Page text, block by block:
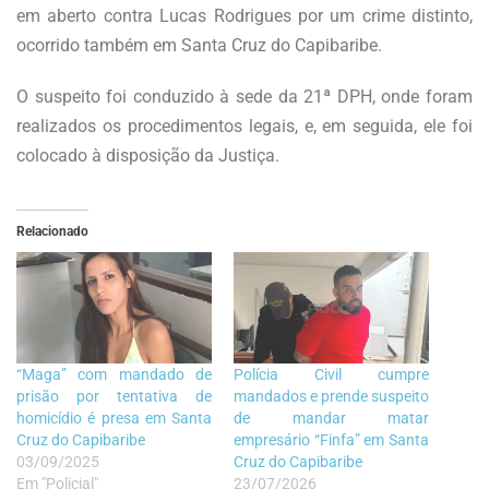
em aberto contra Lucas Rodrigues por um crime distinto,
ocorrido também em Santa Cruz do Capibaribe.
O suspeito foi conduzido à sede da 21ª DPH, onde foram
realizados os procedimentos legais, e, em seguida, ele foi
colocado à disposição da Justiça.
Relacionado
“Maga” com mandado de
prisão por tentativa de
homicídio é presa em Santa
Cruz do Capibaribe
03/09/2025
Em "Policial"
Polícia Civil cumpre
mandados e prende suspeito
de mandar matar
empresário “Finfa” em Santa
Cruz do Capibaribe
23/07/2026